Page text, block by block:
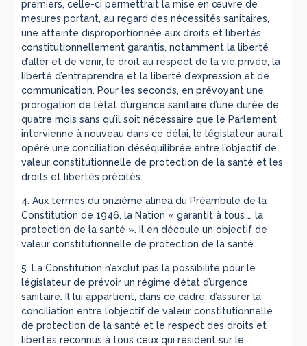
premiers, celle-ci permettrait la mise en œuvre de
mesures portant, au regard des nécessités sanitaires,
une atteinte disproportionnée aux droits et libertés
constitutionnellement garantis, notamment la liberté
d’aller et de venir, le droit au respect de la vie privée, la
liberté d’entreprendre et la liberté d’expression et de
communication. Pour les seconds, en prévoyant une
prorogation de l’état d’urgence sanitaire d’une durée de
quatre mois sans qu’il soit nécessaire que le Parlement
intervienne à nouveau dans ce délai, le législateur aurait
opéré une conciliation déséquilibrée entre l’objectif de
valeur constitutionnelle de protection de la santé et les
droits et libertés précités.
4. Aux termes du onzième alinéa du Préambule de la
Constitution de 1946, la Nation « garantit à tous … la
protection de la santé ». Il en découle un objectif de
valeur constitutionnelle de protection de la santé.
5. La Constitution n’exclut pas la possibilité pour le
législateur de prévoir un régime d’état d’urgence
sanitaire. Il lui appartient, dans ce cadre, d’assurer la
conciliation entre l’objectif de valeur constitutionnelle
de protection de la santé et le respect des droits et
libertés reconnus à tous ceux qui résident sur le